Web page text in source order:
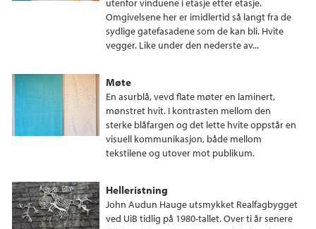
utenfor vinduene i etasje etter etasje.
Omgivelsene her er imidlertid så langt fra de
sydlige gatefasadene som de kan bli. Hvite
vegger. Like under den nederste av...
Møte
En asurblå, vevd flate møter en laminert,
mønstret hvit. I kontrasten mellom den
sterke blåfargen og det lette hvite oppstår en
visuell kommunikasjon, både mellom
tekstilene og utover mot publikum.
Helleristning
John Audun Hauge utsmykket Realfagbygget
ved UiB tidlig på 1980-tallet. Over ti år senere